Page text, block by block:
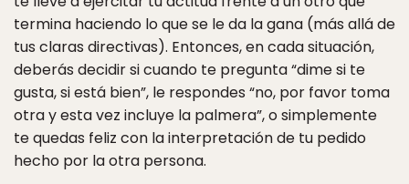
termina haciendo lo que se le da la gana (más allá de
tus claras directivas). Entonces, en cada situación,
deberás decidir si cuando te pregunta “dime si te
gusta, si está bien”, le respondes “no, por favor toma
otra y esta vez incluye la palmera”, o simplemente
te quedas feliz con la interpretación de tu pedido
hecho por la otra persona.